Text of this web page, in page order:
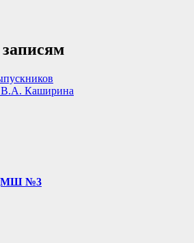
В.А. Каширина
ДМШ №3